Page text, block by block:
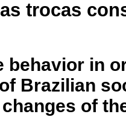
trocas
behavior in
Brazilian
of